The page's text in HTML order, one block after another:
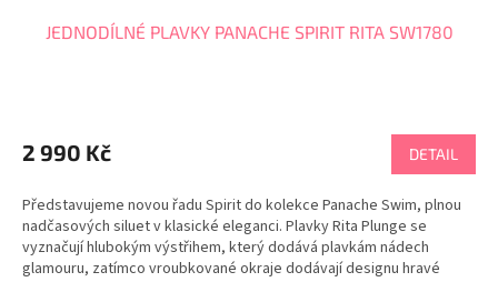
JEDNODÍLNÉ PLAVKY PANACHE SPIRIT RITA SW1780
2 990 Kč DETAIL
Představujeme novou řadu Spirit do kolekce Panache Swim, plnou
nadčasových siluet v klasické eleganci. Plavky Rita Plunge se
vyznačují hlubokým výstřihem, který dodává plavkám nádech
glamouru, zatímco vroubkované okraje dodávají designu hravé